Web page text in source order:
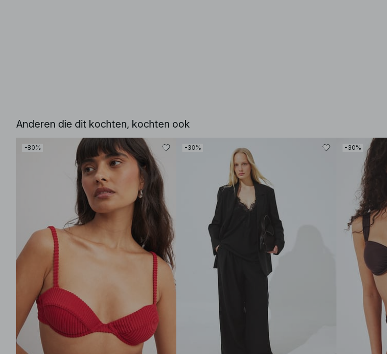
Anderen die dit kochten, kochten ook
-80% -30% -30%